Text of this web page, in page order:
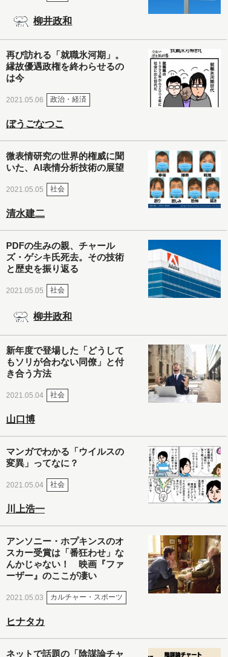
柳井政和
再び訪れる「就職氷河期」。
縁故優遇政権を終わらせるの
は今
2021.05.06 政治・経済
ぼうごなつこ
微表情研究の世界的権威に聞
いた、AI表情分析技術の展望
2021.05.05 社会
清水建二
PDFの生みの親、チャール
ズ・ゲシキ氏死去。その技術
と歴史を振り返る
2021.05.05 社会
柳井政和
新年度で登場した「どうして
もソリが合わない同僚」と付
き合う方法
2021.05.04 社会
山口博
マンガでわかる「ウイルスの
変異」ってなに？
2021.05.04 社会
川上浩一
アンソニー・ホプキンスのオ
スカー受賞は「番狂わせ」な
んかじゃない！ 映画『ファ
ーザー』のここが凄い
2021.05.03 カルチャー・スポーツ
ヒナタカ
ネットで話題の「陰謀論チャ